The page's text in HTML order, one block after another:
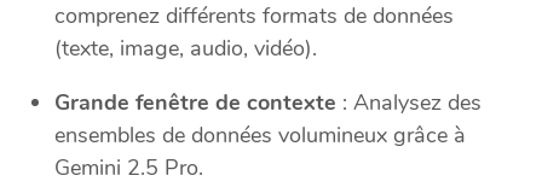
comprenez différents formats de données
(texte, image, audio, vidéo).
Grande fenêtre de contexte : Analysez des
ensembles de données volumineux grâce à
Gemini 2.5 Pro.